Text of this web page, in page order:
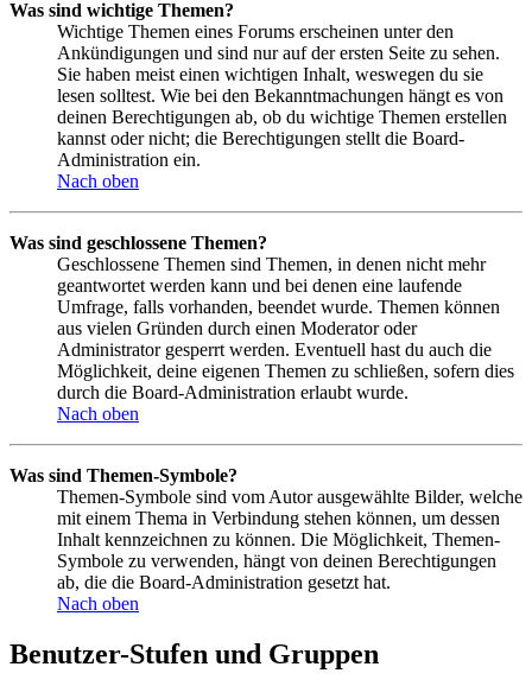
Was sind wichtige Themen?
Wichtige Themen eines Forums erscheinen unter den
Ankündigungen und sind nur auf der ersten Seite zu sehen.
Sie haben meist einen wichtigen Inhalt, weswegen du sie
lesen solltest. Wie bei den Bekanntmachungen hängt es von
deinen Berechtigungen ab, ob du wichtige Themen erstellen
kannst oder nicht; die Berechtigungen stellt die Board-
Administration ein.
Nach oben
Was sind geschlossene Themen?
Geschlossene Themen sind Themen, in denen nicht mehr
geantwortet werden kann und bei denen eine laufende
Umfrage, falls vorhanden, beendet wurde. Themen können
aus vielen Gründen durch einen Moderator oder
Administrator gesperrt werden. Eventuell hast du auch die
Möglichkeit, deine eigenen Themen zu schließen, sofern dies
durch die Board-Administration erlaubt wurde.
Nach oben
Was sind Themen-Symbole?
Themen-Symbole sind vom Autor ausgewählte Bilder, welche
mit einem Thema in Verbindung stehen können, um dessen
Inhalt kennzeichnen zu können. Die Möglichkeit, Themen-
Symbole zu verwenden, hängt von deinen Berechtigungen
ab, die die Board-Administration gesetzt hat.
Nach oben
Benutzer-Stufen und Gruppen